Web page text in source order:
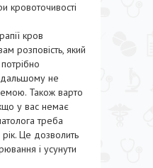
кровоточивості
кров
розповість, який
не
Також варто
у вас немає
треба
Це дозволить
і усунути